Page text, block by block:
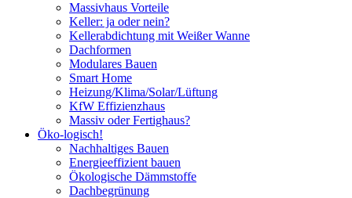
Massivhaus Vorteile
Keller: ja oder nein?
Kellerabdichtung mit Weißer Wanne
Dachformen
Modulares Bauen
Smart Home
Heizung/Klima/Solar/Lüftung
KfW Effizienzhaus
Massiv oder Fertighaus?
Öko-logisch!
Nachhaltiges Bauen
Energieeffizient bauen
Ökologische Dämmstoffe
Dachbegrünung